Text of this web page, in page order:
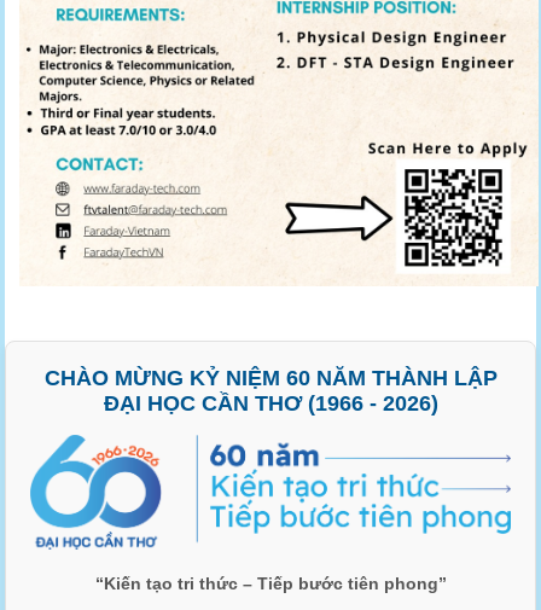
CHÀO MỪNG KỶ NIỆM 60 NĂM THÀNH LẬP
ĐẠI HỌC CẦN THƠ (1966 - 2026)
“Kiến tạo tri thức – Tiếp bước tiên phong”